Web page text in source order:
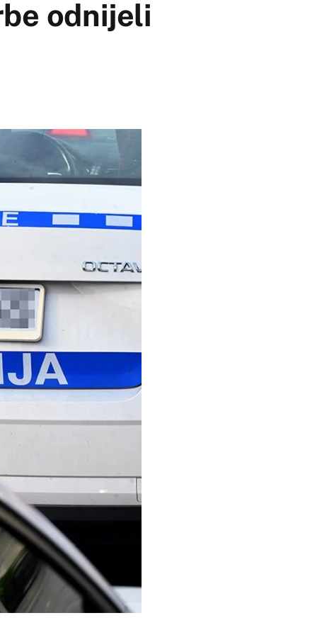
odnijeli